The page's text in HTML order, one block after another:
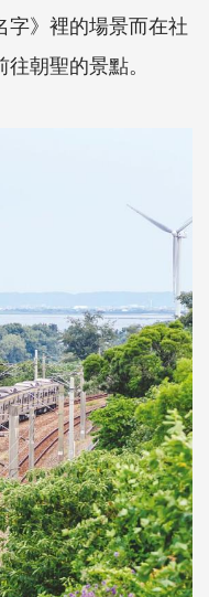
字》裡的場景而在社
朝聖的景點。